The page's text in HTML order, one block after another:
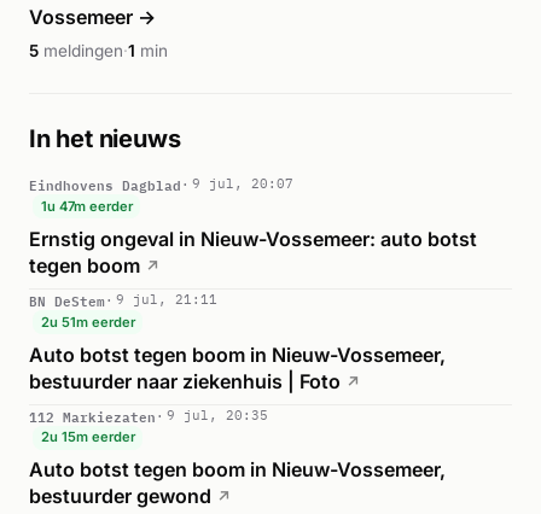
Vossemeer →
5 meldingen·1 min
In het nieuws
Eindhovens Dagblad
9 jul, 20:07
1u 47m eerder
Ernstig ongeval in Nieuw-Vossemeer: auto botst
tegen boom ↗
BN DeStem
9 jul, 21:11
2u 51m eerder
Auto botst tegen boom in Nieuw-Vossemeer,
bestuurder naar ziekenhuis | Foto ↗
112 Markiezaten
9 jul, 20:35
2u 15m eerder
Auto botst tegen boom in Nieuw-Vossemeer,
bestuurder gewond ↗